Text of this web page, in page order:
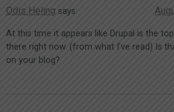
Odis Heling says:
At this time it appears like Drupal is the
there right now. (from what I’ve read) Is
on your blog?